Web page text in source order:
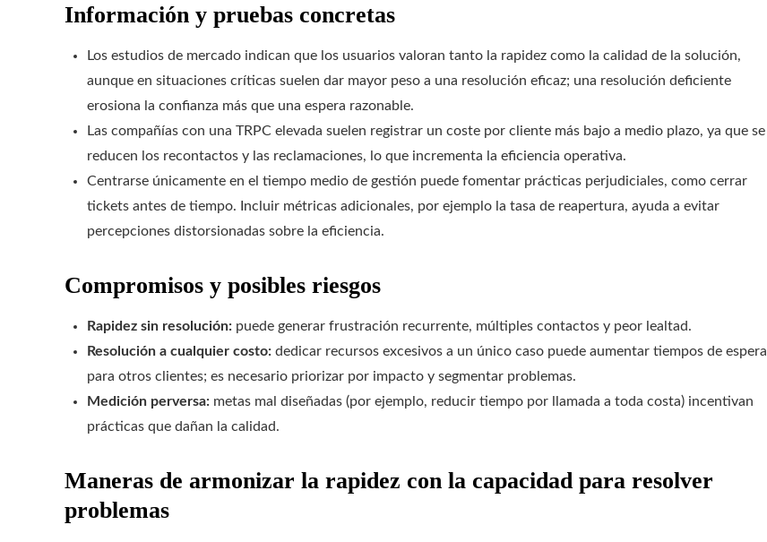
Información y pruebas concretas
Los estudios de mercado indican que los usuarios valoran tanto la rapidez como la calidad de la solución,
aunque en situaciones críticas suelen dar mayor peso a una resolución eficaz; una resolución deficiente
erosiona la confianza más que una espera razonable.
Las compañías con una TRPC elevada suelen registrar un coste por cliente más bajo a medio plazo, ya que se
reducen los recontactos y las reclamaciones, lo que incrementa la eficiencia operativa.
Centrarse únicamente en el tiempo medio de gestión puede fomentar prácticas perjudiciales, como cerrar
tickets antes de tiempo. Incluir métricas adicionales, por ejemplo la tasa de reapertura, ayuda a evitar
percepciones distorsionadas sobre la eficiencia.
Compromisos y posibles riesgos
Rapidez sin resolución: puede generar frustración recurrente, múltiples contactos y peor lealtad.
Resolución a cualquier costo: dedicar recursos excesivos a un único caso puede aumentar tiempos de espera
para otros clientes; es necesario priorizar por impacto y segmentar problemas.
Medición perversa: metas mal diseñadas (por ejemplo, reducir tiempo por llamada a toda costa) incentivan
prácticas que dañan la calidad.
Maneras de armonizar la rapidez con la capacidad para resolver
problemas